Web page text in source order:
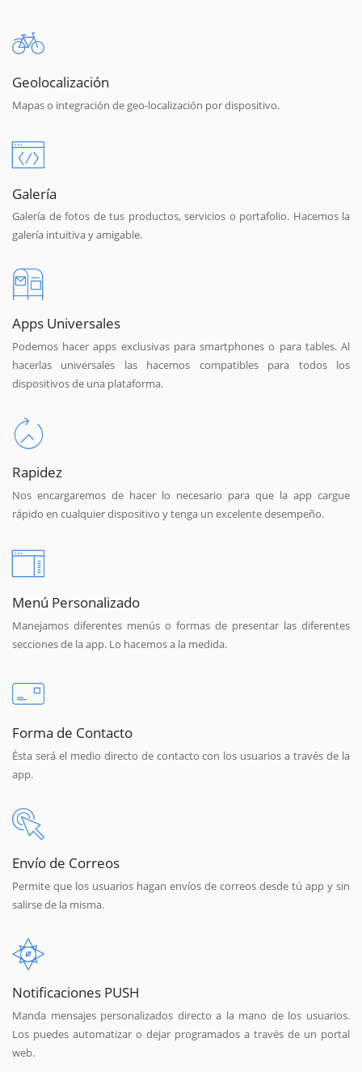
Geolocalización
Mapas o integración de geo-localización por dispositivo.
Galería
Galería de fotos de tus productos, servicios o portafolio. Hacemos la
galería intuitiva y amigable.
Apps Universales
Podemos hacer apps exclusivas para smartphones o para tables. Al
hacerlas universales las hacemos compatibles para todos los
dispositivos de una plataforma.
Rapidez
Nos encargaremos de hacer lo necesario para que la app cargue
rápido en cualquier dispositivo y tenga un excelente desempeño.
Menú Personalizado
Manejamos diferentes menús o formas de presentar las diferentes
secciones de la app. Lo hacemos a la medida.
Forma de Contacto
Ésta será el medio directo de contacto con los usuarios a través de la
app.
Envío de Correos
Permite que los usuarios hagan envíos de correos desde tú app y sin
salirse de la misma.
Notificaciones PUSH
Manda mensajes personalizados directo a la mano de los usuarios.
Los puedes automatizar o dejar programados a través de un portal
web.